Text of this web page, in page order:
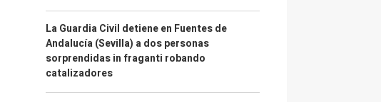
La Guardia Civil detiene en Fuentes de
Andalucía (Sevilla) a dos personas
sorprendidas in fraganti robando
catalizadores